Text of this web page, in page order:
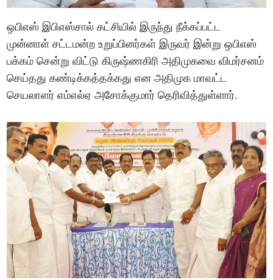
ஒபிஎஸ் இபிஎஸ்சால் கட்சியில் இருந்து நீக்கப்பட்ட
முன்னாள் சட்டமன்ற உறுப்பினர்கள் இருவர் இன்று ஒபிஎஸ்
பக்கம் சென்று விட்டு கிருஷ்ணகிரி அதிமுகவை விமர்சனம்
செய்தது கண்டிக்கத்தக்கது என அதிமுக மாவட்ட
செயலாளர் எம்எல்ஏ அசோக்குமார் தெரிவித்துள்ளார்.